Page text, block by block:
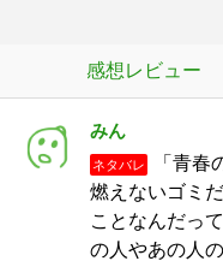
感想レビュー
みん
ネタバレ
「青
燃えないゴミ
ことなんだっ
の人やあの人